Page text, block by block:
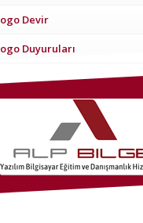
Devir
Duyuruları